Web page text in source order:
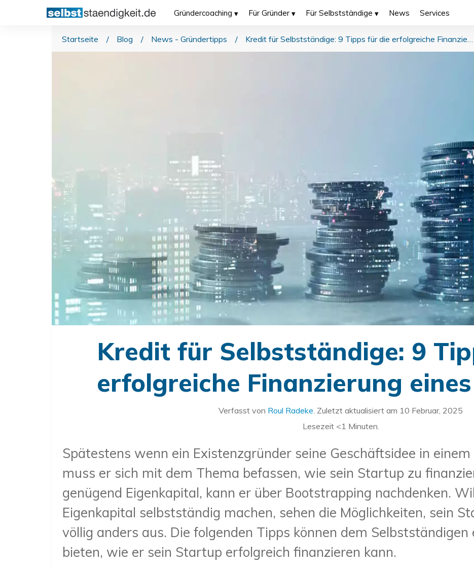
Gründercoaching Für Gründer Für Selbstständige News Services
Startseite / Blog / News - Gründertipps / Kredit für Selbstständige: 9 Tipps für die erfolgreiche Finanzierung eines Startups
Kredit für Selbstständige: 9
erfolgreiche Finanzierung
Verfasst von Roul Radeke. Zuletzt aktualisiert am 10 Februar, 2025
Lesezeit <1 Minuten.
Spätestens wenn ein Existenzgründer seine Geschäftsidee in
muss er sich mit dem Thema befassen, wie sein Startup zu
genügend Eigenkapital, kann er über Bootstrapping nachdenken.
Eigenkapital selbstständig machen, sehen die Möglichkeiten, sein
völlig anders aus. Die folgenden Tipps können dem Selbstständigen
bieten, wie er sein Startup erfolgreich finanzieren kann.